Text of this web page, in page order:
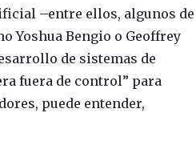
–entre ellos, algunos de
Yoshua Bengio o Geoffrey
de sistemas de
fuera de control” para
puede entender,